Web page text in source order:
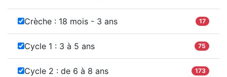
Crèche : 18 mois - 3 ans 17
Cycle 1 : 3 à 5 ans 75
Cycle 2 : de 6 à 8 ans 173